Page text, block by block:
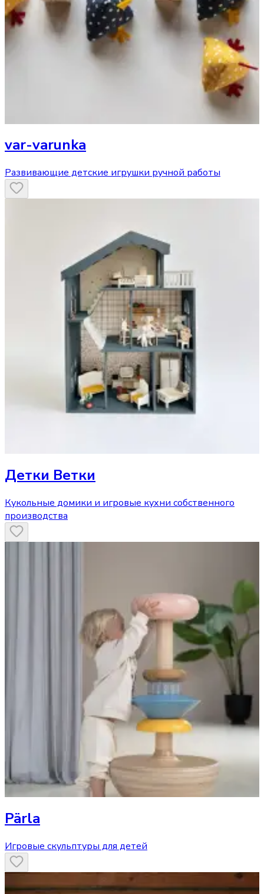
var-varunka
Развивающие детские игрушки ручной работы
Детки Ветки
Кукольные домики и игровые кухни собственного
производства
Pärla
Игровые скульптуры для детей